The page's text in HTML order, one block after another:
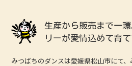
生産から販売まで一環
リーが愛情込めて育て
みつばちのダンスは愛媛県松山市にて